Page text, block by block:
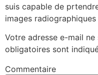
suis capable de
images
Votre adresse e-mail ne
obligatoires sont
Commentaire